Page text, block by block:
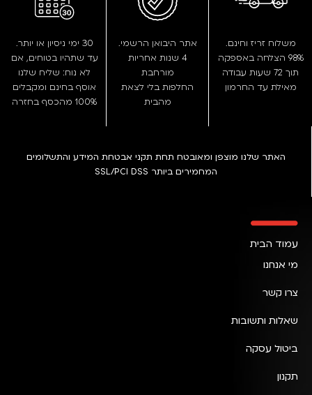
משלוח זריז וחינם.
98% הצלחה באספקה
תוך 72 שעות עבודה
מאילת עד החרמון
אתר היבואן הרשמי.
4 שנות אחריות
מורחבת
החלפות בלי לצאת
מהבית
30 ימי ניסיון או יותר.
עד שתהיו בטוחים, אם
לא נוח: שליח שלנו
אוסף בחינם ומקבלים
100% מהכסף בחזרה
האתר שלנו מוצפן ומאובטח תחת תקני אבטחת המידע והתשלומים
המחמירים ביותר SSL/PCI DSS
עמוד הבית
מי אנחנו
צרו קשר
שאלות ותשובות
ביטול עסקה
תקנון